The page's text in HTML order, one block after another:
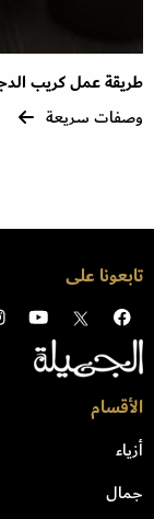
طريقة عمل كريب
وصفات سريعة
تابعونا على
الأقسام
أزياء
جمال